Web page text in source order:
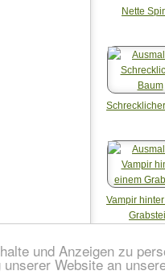
und Anzeigen zu
Website an
Nette
Vampir